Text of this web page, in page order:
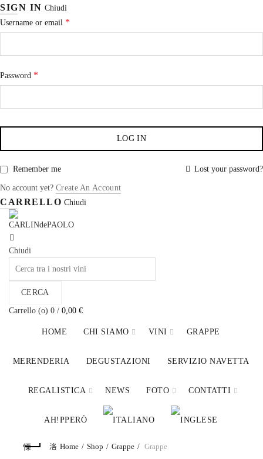
SIGN IN Chiudi
Username or email *
Password *
LOG IN
Lost your password?
Remember me
No account yet? Create An Account
CARRELLO Chiudi
Chiudi
CERCA
Carrello (o) 0 / 0,00 €
HOME CHI SIAMO VINI GRAPPE
MERENDERIA DEGUSTAZIONI SERVIZIO NAVETTA
REGALISTICA NEWS FOTO CONTATTI
AH!PPERÒ
Home Shop Grappe Grappe